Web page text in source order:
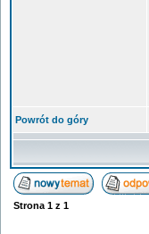
Powrót do góry
Strona 1 z 1